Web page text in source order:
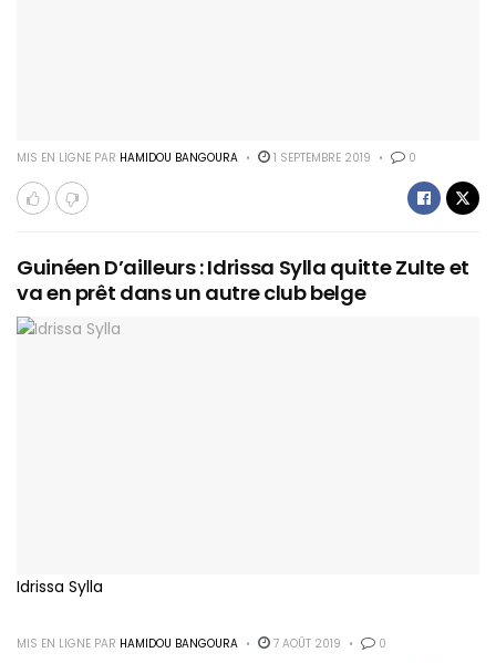
MIS EN LIGNE PAR HAMIDOU BANGOURA 1 SEPTEMBRE 2019 0
Guinéen D’ailleurs : Idrissa Sylla quitte Zulte et
va en prêt dans un autre club belge
Idrissa Sylla
MIS EN LIGNE PAR HAMIDOU BANGOURA 7 AOÛT 2019 0